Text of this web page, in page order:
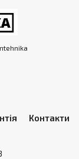
Контакти